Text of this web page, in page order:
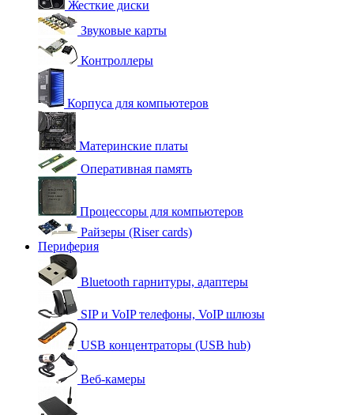
Жесткие диски
Звуковые карты
Контроллеры
Корпуса для компьютеров
Материнские платы
Оперативная память
Процессоры для компьютеров
Райзеры (Riser cards)
Периферия
Bluetooth гарнитуры, адаптеры
SIP и VoIP телефоны, VoIP шлюзы
USB концентраторы (USB hub)
Веб-камеры